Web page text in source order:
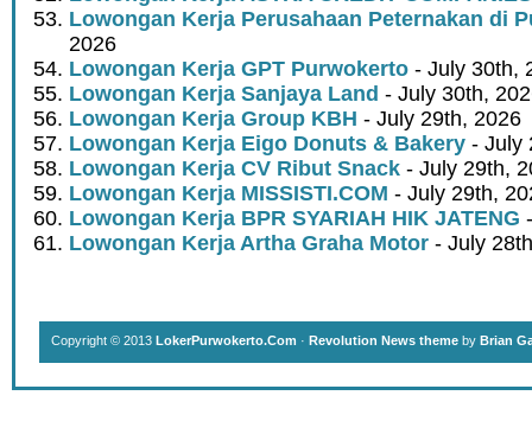
Lowongan Kerja Perusahaan Peternakan di
2026
Lowongan Kerja GPT Purwokerto - July 30th,
Lowongan Kerja Sanjaya Land - July 30th,
Lowongan Kerja Group KBH - July 29th, 2026
Lowongan Kerja Eigo Donuts & Bakery - July
Lowongan Kerja CV Ribut Snack - July 29th,
Lowongan Kerja MISSISTI.COM - July 29th,
Lowongan Kerja BPR SYARIAH HIK JATENG
Lowongan Kerja Artha Graha Motor - July
Copyright © 2013 LokerPurwokerto.Com · Revolution News theme by Brian